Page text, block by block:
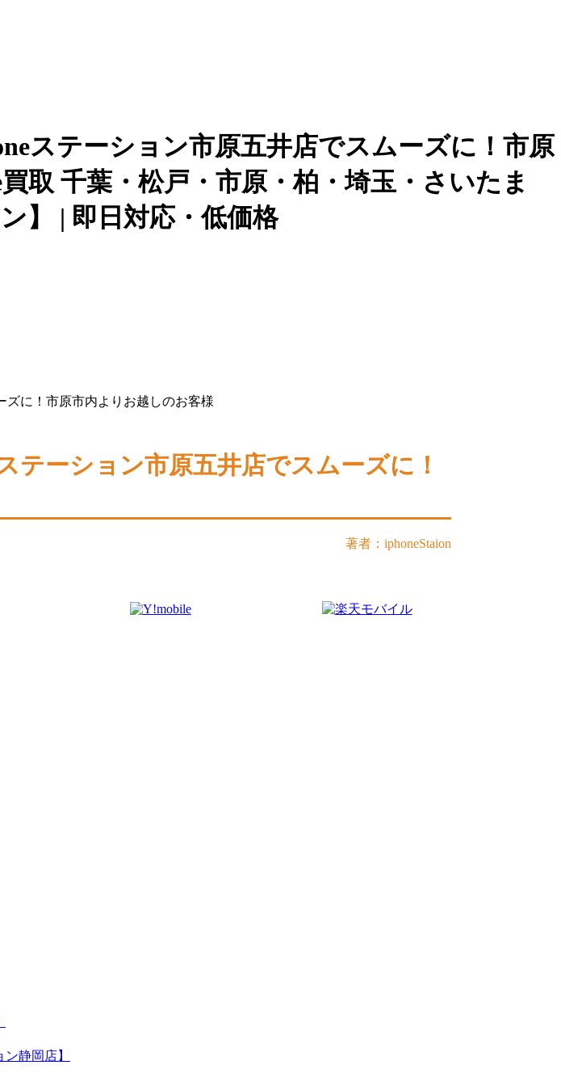
ステーション市原五井店でスムーズに！市原
取 千葉・松戸・市原・柏・埼玉・さいたま
】 | 即日対応・低価格
ズに！市原市内よりお越しのお客様
テーション市原五井店でスムーズに！
著者：iphoneStaion
静岡店】